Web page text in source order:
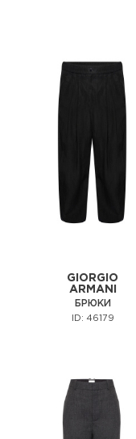
GIORGIO
ARMANI
БРЮКИ
ID: 46179